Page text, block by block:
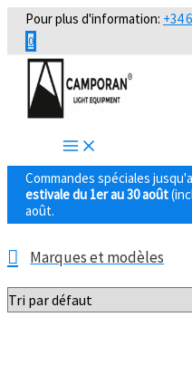
Aller
contenu
Pour plus d'information: +34
0
Commandes spéciales
estivale du 1er au 30 août
août.
Marques et modèles